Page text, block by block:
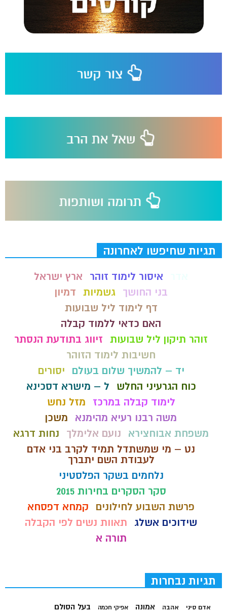
תגיות שחיפשו לאחרונה
איסור לימוד זוהר
ארץ ישראל
בני החושך
גשמיות דמיון
דף לימוד ליל שבועות
האם כדאי ללמוד קבלה
זוהר תיקון ליל שבועות זיווג בתודעת הנסתר
חשיבות לימוד הזוהר
יד – להמשיך שלום בעולם
יסורים
כוח הגרעיני החלש
ל – מישרא דסכינא
לימוד קבלה במרכז
מזל נחש
משה רבנו רעיא מהימנא
משכן
משפחת אבוחצירא
נועם אלימלך
נחות דרגא
נט – מי שמשתדל תמיד לקרב בני אדם
לעבודת השם יתברך
נלחמים בשקר הפלסטיני
סקר הסקרים בחירות 2015
פרשת השבוע לחילונים
קמחא דפסחא
שידוכים אשלג
תאוות נשים לפי הקבלה
תורה א
תגיות נבחרות
אדם סיני אהבה אמונה אפיקי חכמה בעל הסולם